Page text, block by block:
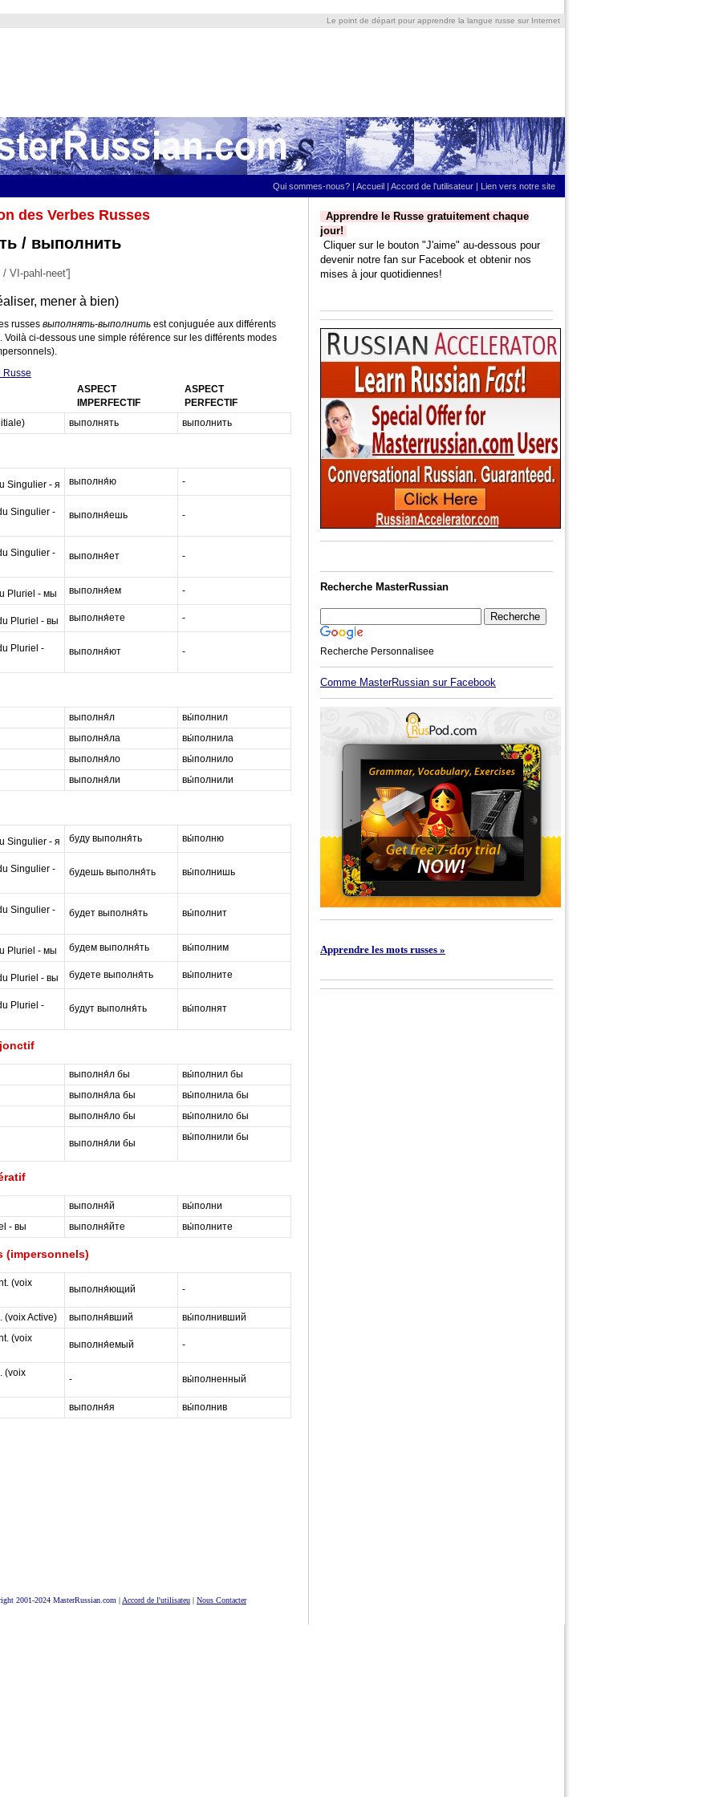
Le point de départ pour apprendre la langue russe sur Internet
Qui sommes-nous? | Accueil | Accord de l'utilisateur | Lien vers notre site
des Verbes Russes
/ выполнить
/ VI-pahl-neet']
mener à bien)
russes выполнять-выполнить est conjuguée aux différents
Voilà ci-dessous une simple référence sur les différents modes
Russe
ASPECT
IMPERFECTIF
ASPECT
PERFECTIF
выполнять выполнить
Singulier - я выполня́ю -
Singulier -
выполня́ешь -
Singulier -
выполня́ет -
Pluriel - мы выполня́ем -
Pluriel - вы выполня́ете -
Pluriel -
выполня́ют -
выполня́л
вы́полнил
выполня́ла
вы́полнила
выполня́ло
вы́полнило
выполня́ли вы́полнили
Singulier - я буду выполня́ть вы́полнюm
Singulier -
будешь выполня́ть вы́полнишьa
Singulier -
будет выполня́ть вы́полнитs
Pluriel - мы будем выполня́ть вы́полнимt
Pluriel - вы будете выполня́ть вы́полните
Pluriel -
будут выполня́ть вы́полнятr
выполня́л бы
вы́полнил бы
выполня́ла бы
вы́полнила бы
выполня́ло бы вы́полнило бы
выполня́ли бы
вы́полнили бы
выполня́й
вы́полни
- вы
выполня́йте вы́полните
(impersonnels)
(voix
выполня́ющий -
(voix Active) выполня́вший
вы́полнивший
(voix
выполня́емый -
(voix
- вы́полненный
выполня́я вы́полнив
2001-2024 MasterRussian.com | Accord de l'utilisateu | Nous Contacter
Apprendre le Russe gratuitement chaque
jour!
Cliquer sur le bouton "J'aime" au-dessous pour
devenir notre fan sur Facebook et obtenir nos
mises à jour quotidiennes!
Recherche MasterRussian
Recherche Personnalisee
Comme MasterRussian sur Facebook
Apprendre les mots russes »